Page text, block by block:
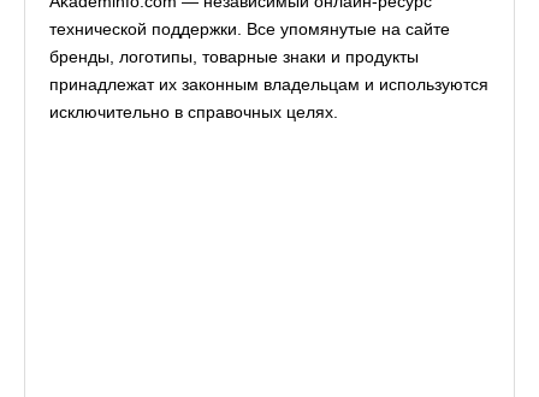
технической поддержки. Все упомянутые на сайте
бренды, логотипы, товарные знаки и продукты
принадлежат их законным владельцам и используются
исключительно в справочных целях.